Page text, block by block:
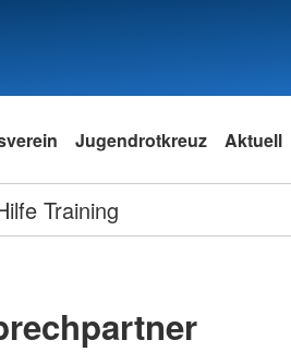
Jugendrotkreuz Aktuell
Training